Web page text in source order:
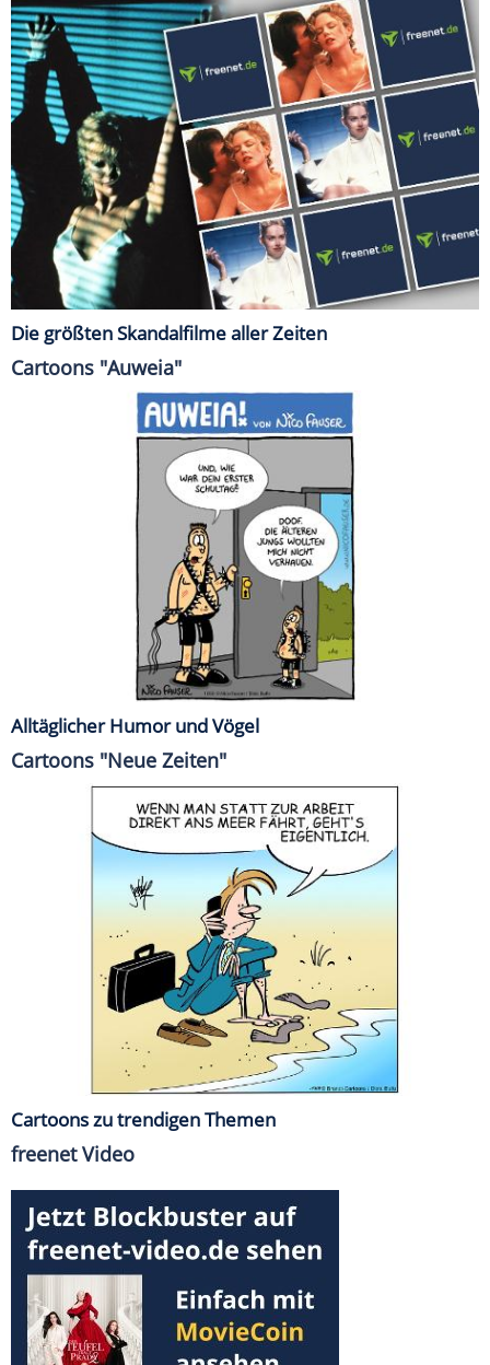
Die größten Skandalfilme aller Zeiten
Cartoons "Auweia"
Alltäglicher Humor und Vögel
Cartoons "Neue Zeiten"
Cartoons zu trendigen Themen
freenet Video